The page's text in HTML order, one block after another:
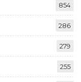
854
286
279
255